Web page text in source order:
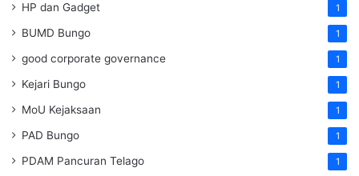
HP dan Gadget 1
BUMD Bungo 1
good corporate governance 1
Kejari Bungo 1
MoU Kejaksaan 1
PAD Bungo 1
PDAM Pancuran Telago 1